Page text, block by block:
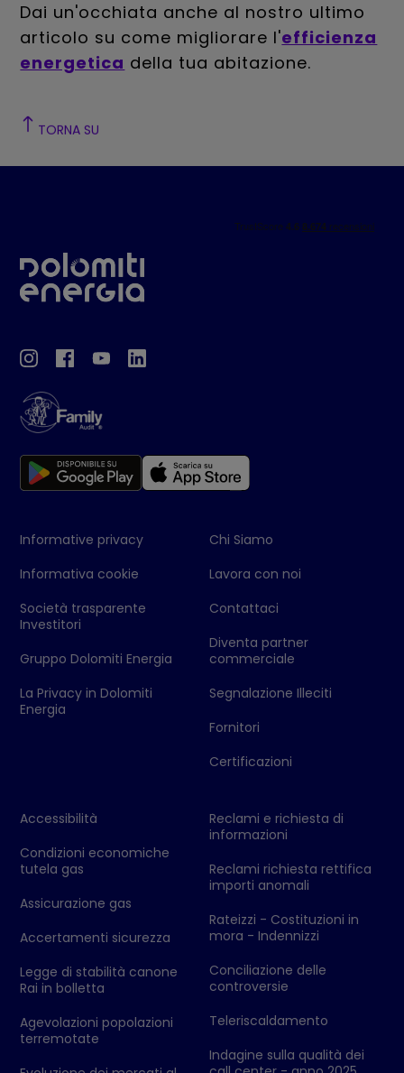
Dai un'occhiata anche al nostro ultimo
articolo su come migliorare l'efficienza
energetica della tua abitazione.
TORNA SU
Informative privacy
Informativa cookie
Società trasparente
Investitori
Gruppo Dolomiti Energia
La Privacy in Dolomiti
Energia
Chi Siamo
Lavora con noi
Contattaci
Diventa partner
commerciale
Segnalazione Illeciti
Fornitori
Certificazioni
Accessibilità
Condizioni economiche
tutela gas
Assicurazione gas
Accertamenti sicurezza
Legge di stabilità canone
Rai in bolletta
Agevolazioni popolazioni
terremotate
Reclami e richiesta di
informazioni
Reclami richiesta rettifica
importi anomali
Rateizzi - Costituzioni in
mora - Indennizzi
Conciliazione delle
controversie
Teleriscaldamento
Indagine sulla qualità dei